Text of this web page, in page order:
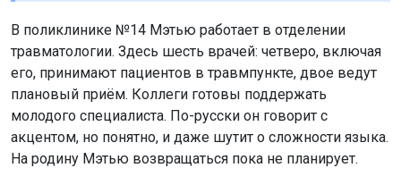
В поликлинике №14 Мэтью работает в отделении
травматологии. Здесь шесть врачей: четверо, включая
его, принимают пациентов в травмпункте, двое ведут
плановый приём. Коллеги готовы поддержать
молодого специалиста. По-русски он говорит с
акцентом, но понятно, и даже шутит о сложности языка.
На родину Мэтью возвращаться пока не планирует.